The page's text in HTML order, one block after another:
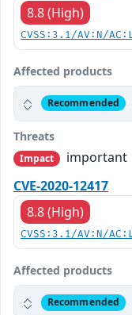
8.8 (High)
CVSS:3.1/AV:N/
Affected products
Recommended
Threats
Impact
important
CVE-2020-12417
8.8 (High)
CVSS:3.1/AV:N/
Affected products
Recommended